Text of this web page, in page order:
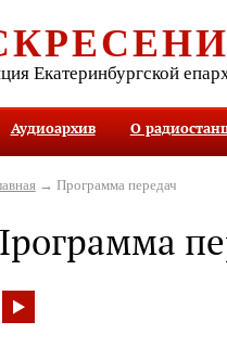
Екатеринбургской
Аудиоархив О
→ Программа передач